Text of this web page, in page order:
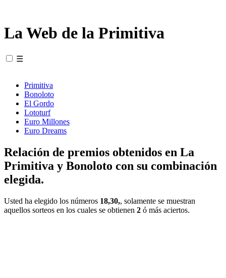
La Web de la Primitiva
☰
Primitiva
Bonoloto
El Gordo
Lototurf
Euro Millones
Euro Dreams
Relación de premios obtenidos en La
Primitiva y Bonoloto con su combinación
elegida.
Usted ha elegido los números 18,30,, solamente se muestran
aquellos sorteos en los cuales se obtienen 2 ó más aciertos.